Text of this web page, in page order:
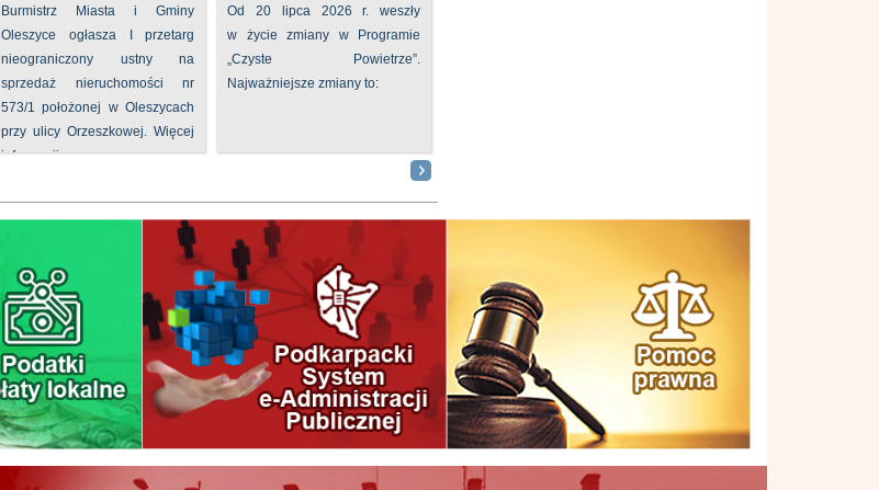
Burmistrz Miasta i Gminy
Oleszyce ogłasza I przetarg
nieograniczony ustny na
sprzedaż nieruchomości nr
573/1 położonej w Oleszycach
przy ulicy Orzeszkowej. Więcej
informacji ...
Od 20 lipca 2026 r. weszły
w życie zmiany w Programie
„Czyste Powietrze”.
Najważniejsze zmiany to: